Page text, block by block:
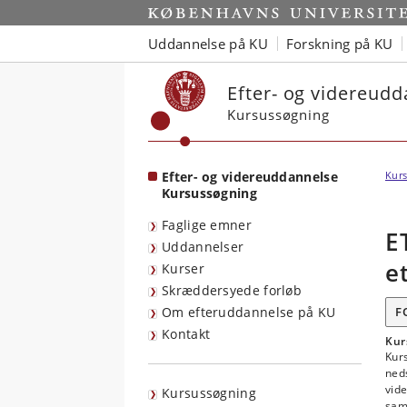
Start
Uddannelse på KU Forskning på KU
Efter- og
Kursussøgning
Efter- og videreuddannelse
Kursussøgning
Faglige emner
Uddannelser
Kurser
Skræddersyede forløb
Om efteruddannelse på KU
Kontakt
Kursussøgning